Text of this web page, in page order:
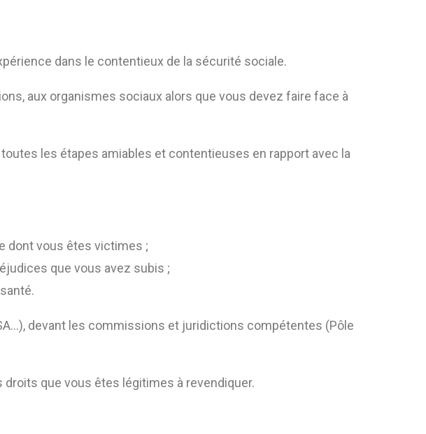
dans le contentieux de la sécurité sociale.
aux organismes sociaux alors que vous devez faire face à
les étapes amiables et contentieuses en rapport avec la
dont vous êtes victimes ;
que vous avez subis ;
devant les commissions et juridictions compétentes (Pôle
que vous êtes légitimes à revendiquer.